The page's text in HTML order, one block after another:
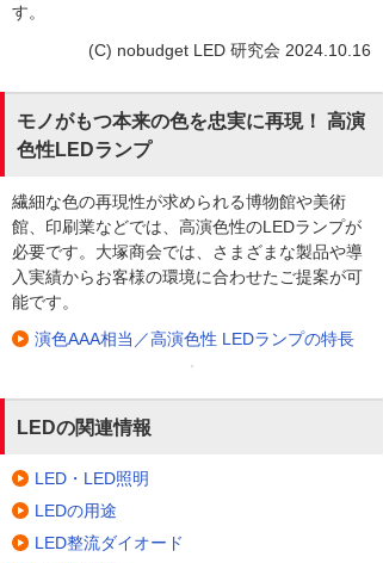
す。
(C) nobudget LED 研究会 2024.10.16
モノがもつ本来の色を忠実に再現！ 高演
色性LEDランプ
繊細な色の再現性が求められる博物館や美術
館、印刷業などでは、高演色性のLEDランプが
必要です。大塚商会では、さまざまな製品や導
入実績からお客様の環境に合わせたご提案が可
能です。
演色AAA相当／高演色性 LEDランプの特長
LEDの関連情報
LED・LED照明
LEDの用途
LED整流ダイオード